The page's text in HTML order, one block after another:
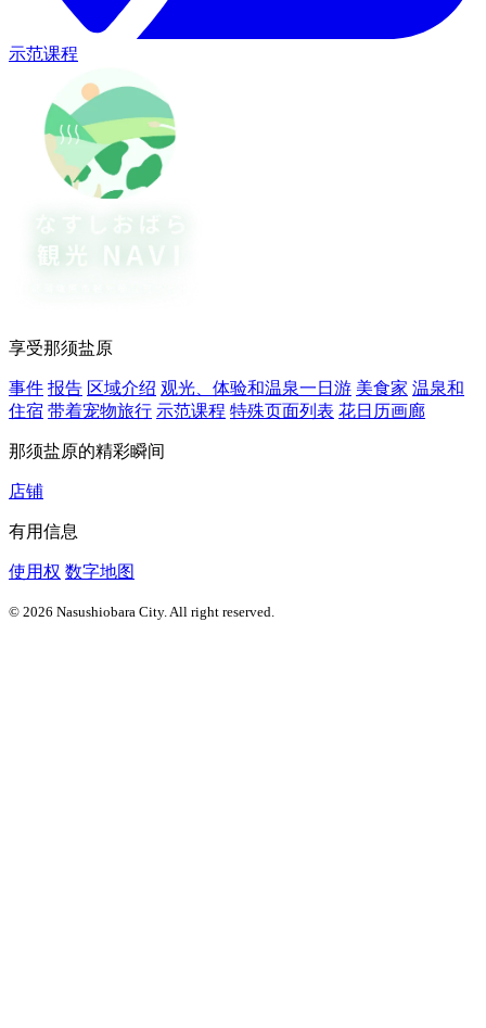
示范课程
享受那须盐原
事件 报告 区域介绍 观光、体验和温泉一日游 美食家 温泉和
住宿 带着宠物旅行 示范课程 特殊页面列表 花日历画廊
那须盐原的精彩瞬间
店铺
有用信息
使用权 数字地图
© 2026 Nasushiobara City. All right reserved.